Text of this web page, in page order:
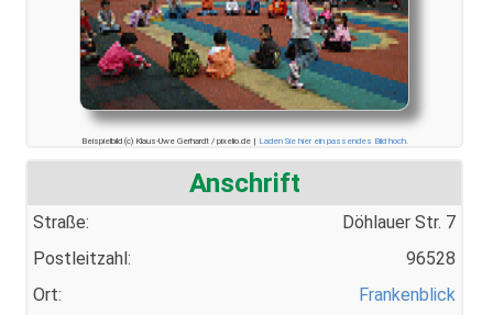
Beispielbild (c) Klaus-Uwe Gerhardt / pixelio.de | Laden Sie hier ein passendes Bild hoch.
Anschrift
Straße:
Döhlauer Str. 7
Postleitzahl:
96528
Ort:
Frankenblick